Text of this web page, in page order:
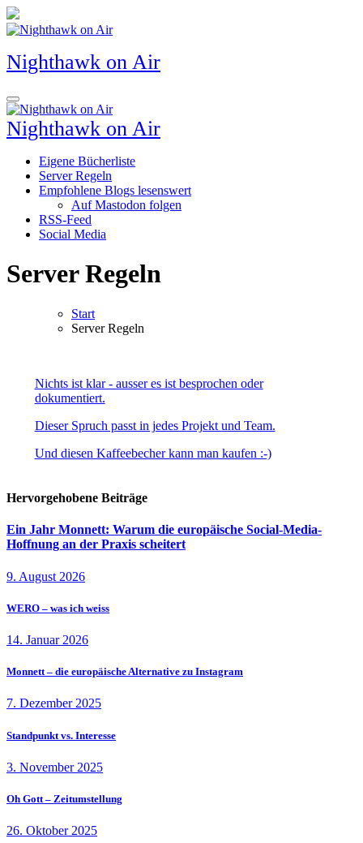
Zum
Inhalt
Nighthawk on Air
Nighthawk on Air
Eigene Bücherliste
Server Regeln
Empfohlene Blogs lesenswert
Auf Mastodon folgen
RSS-Feed
Social Media
Server Regeln
Start
Server Regeln
Nichts ist klar - ausser es ist besprochen oder
dokumentiert.
Dieser Spruch passt in jedes Projekt und Team.
Und diesen Kaffeebecher kann man kaufen :-)
Hervorgehobene Beiträge
Ein Jahr Monnett: Warum die europäische Social-Media-
Hoffnung an der Praxis scheitert
9. August 2026
WERO – was ich weiss
14. Januar 2026
Monnett – die europäische Alternative zu Instagram
7. Dezember 2025
Standpunkt vs. Interesse
3. November 2025
Oh Gott – Zeitumstellung
26. Oktober 2025